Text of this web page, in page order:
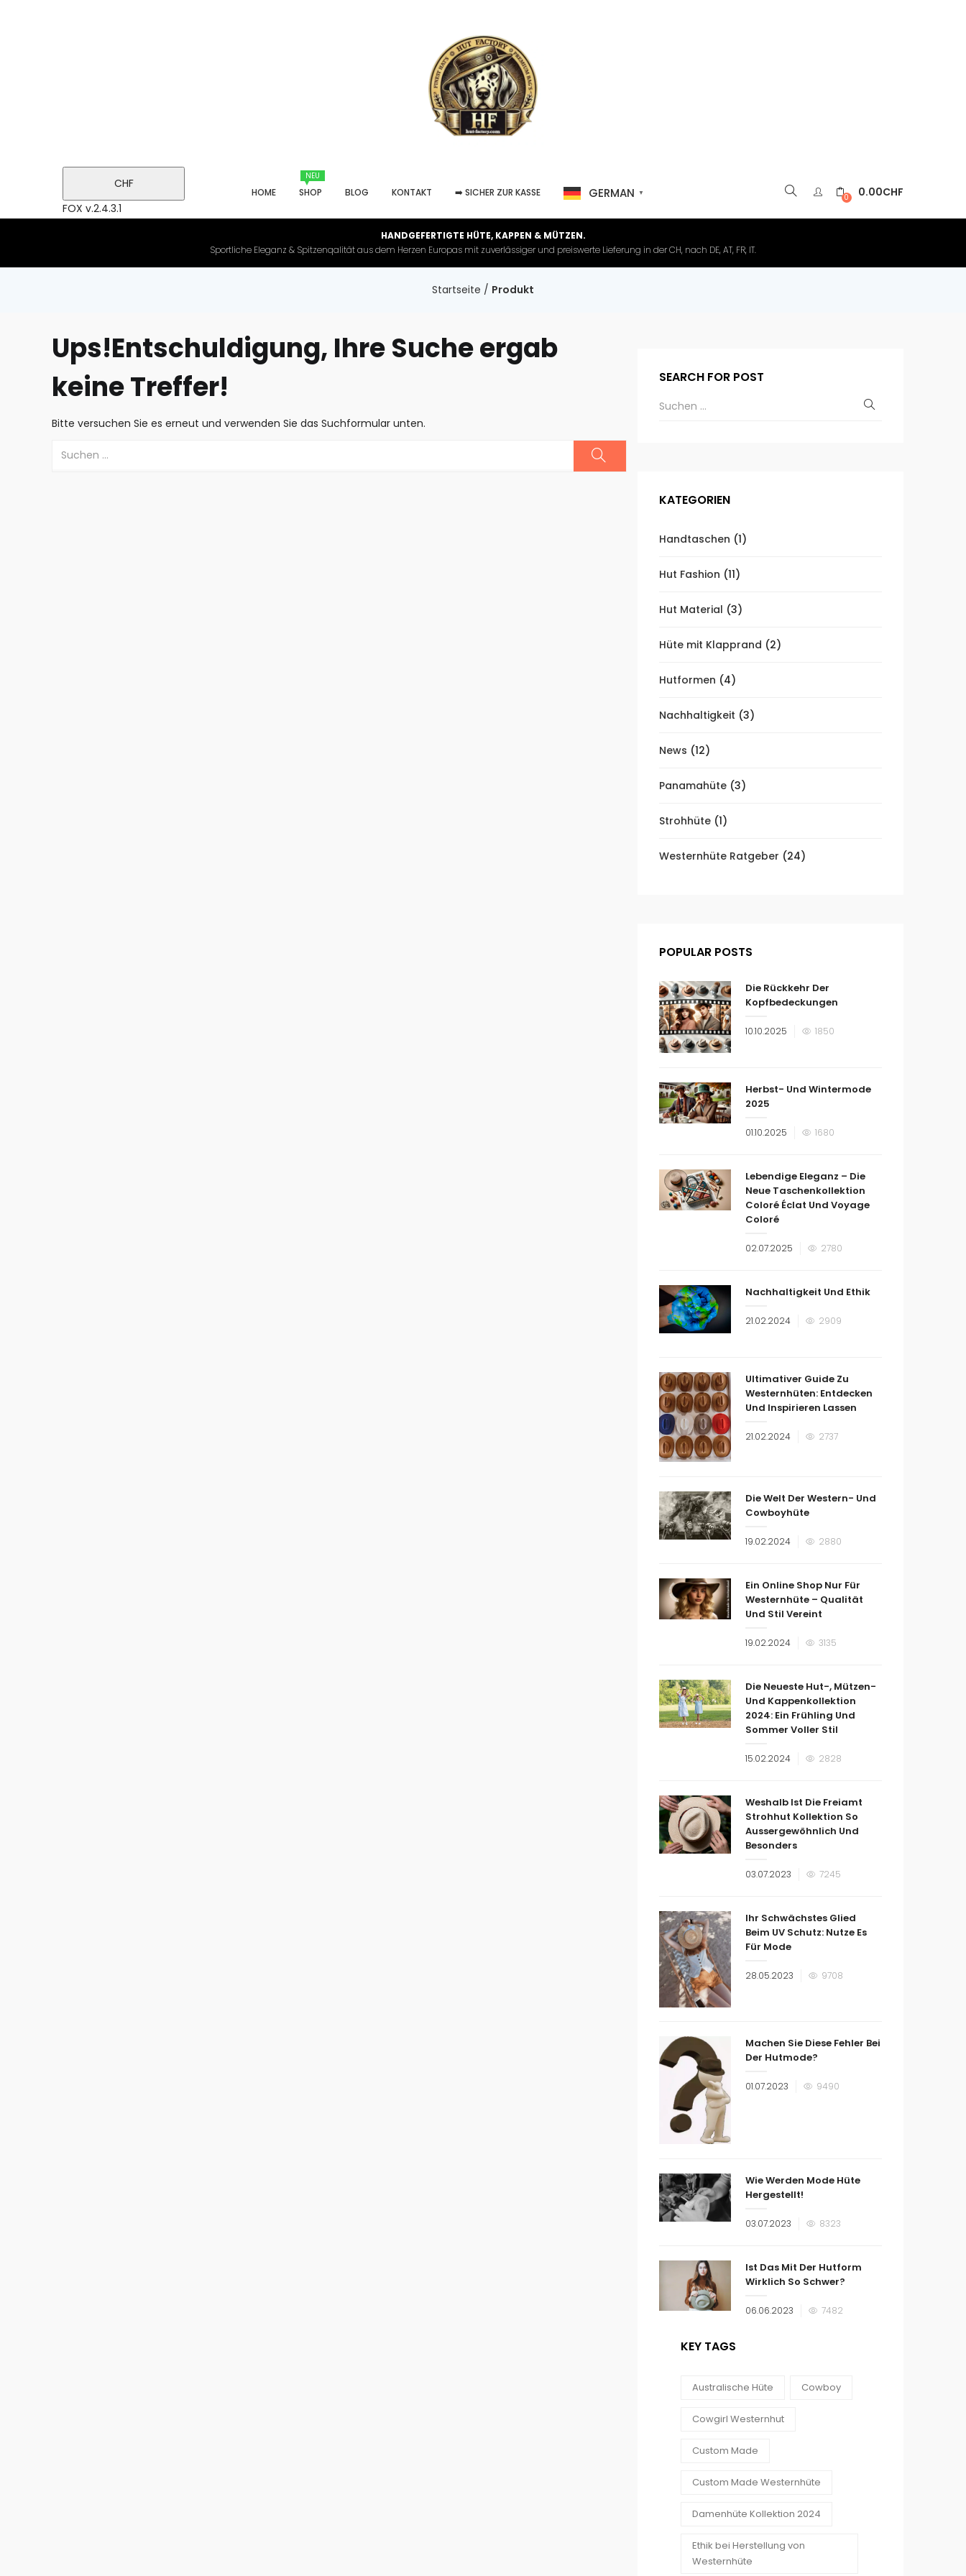
CHF
FOX v.2.4.3.1
HOME
NEU
SHOP BLOG KONTAKT ➡️ SICHER ZUR KASSE GERMAN ▼ 0 0.00CHF
HANDGEFERTIGTE HÜTE, KAPPEN & MÜTZEN.
Sportliche Eleganz & Spitzenqalität aus dem Herzen Europas mit zuverlässiger und preiswerte Lieferung in der CH, nach DE, AT, FR, IT.
Startseite / Produkt
Ups!Entschuldigung, Ihre Suche ergab
keine Treffer!
Bitte versuchen Sie es erneut und verwenden Sie das Suchformular unten.
SEARCH FOR POST
KATEGORIEN
Handtaschen (1)
Hut Fashion (11)
Hut Material (3)
Hüte mit Klapprand (2)
Hutformen (4)
Nachhaltigkeit (3)
News (12)
Panamahüte (3)
Strohhüte (1)
Westernhüte Ratgeber (24)
POPULAR POSTS
Die Rückkehr Der
Kopfbedeckungen
Veröffentlicht
10.10.2025 1850
Herbst- Und Wintermode
2025
Veröffentlicht
01.10.2025 1680
Lebendige Eleganz – Die
Neue Taschenkollektion
Coloré Éclat Und Voyage
Coloré
Veröffentlicht
02.07.2025 2780
Nachhaltigkeit Und Ethik
Veröffentlicht
21.02.2024 2909
Ultimativer Guide Zu
Westernhüten: Entdecken
Und Inspirieren Lassen
Veröffentlicht
21.02.2024 2737
Die Welt Der Western- Und
Cowboyhüte
Veröffentlicht
19.02.2024 2880
Ein Online Shop Nur Für
Westernhüte – Qualität
Und Stil Vereint
Veröffentlicht
19.02.2024 3135
Die Neueste Hut-, Mützen-
Und Kappenkollektion
2024: Ein Frühling Und
Sommer Voller Stil
Veröffentlicht
15.02.2024 2828
Weshalb Ist Die Freiamt
Strohhut Kollektion So
Aussergewöhnlich Und
Besonders
Veröffentlicht
03.07.2023 7245
Ihr Schwächstes Glied
Beim UV Schutz: Nutze Es
Für Mode
Veröffentlicht
28.05.2023 9708
Machen Sie Diese Fehler Bei
Der Hutmode?
Veröffentlicht
01.07.2023 9490
Wie Werden Mode Hüte
Hergestellt!
Veröffentlicht
03.07.2023 8323
Ist Das Mit Der Hutform
Wirklich So Schwer?
Veröffentlicht
06.06.2023 7482
KEY TAGS
Australische Hüte Cowboy
Cowgirl Westernhut
Custom Made
Custom Made Westernhüte
Damenhüte Kollektion 2024
Ethik bei Herstellung von
Westernhüte